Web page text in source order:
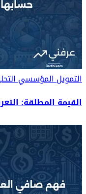
التمويل المؤسسي
القيمة المطلقة: